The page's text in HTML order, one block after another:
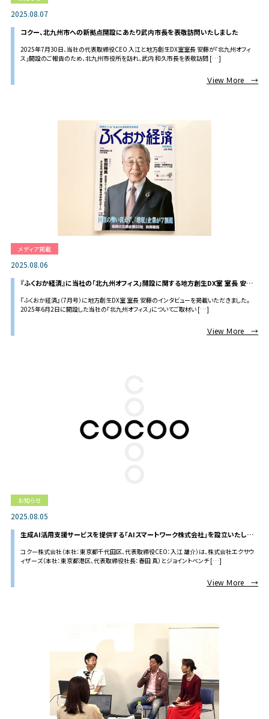
2025.08.07
コクー、北九州市への新拠点開設にあたり武内市長を表敬訪問いたしました
2025年7月30日、当社の代表取締役CEO 入江と地方創生DX室室長 安藤が「北九州オフィ
ス」開設のご報告のため、北九州市役所を訪れ、武内 和久市長を表敬訪問 […]
Ｖiew Ｍore →
メディア掲載
2025.08.06
『ふくおか経済』に当社の「北九州オフィス」開設に関する地方創生DX室 室長 安藤
『ふくおか経済』（7月号）に地方創生DX室 室長 安藤のインタビューを掲載いただきました。
2025年6月2日に開設した当社の「北九州オフィス」についてご取材い […]
Ｖiew Ｍore →
お知らせ
2025.08.05
生成AI活用支援サービスを提供する「AIスマートワーク株式会社」を設立いたしま
コクー株式会社（本社：東京都千代田区、代表取締役CEO：入江 雄介）は、株式会社エクサウ
ィザーズ（本社：東京都港区、代表取締役社長：春田 真）とジョイントベンチ […]
Ｖiew Ｍore →